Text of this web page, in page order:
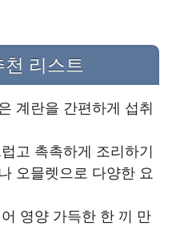
리스트
계란을 간편하게 섭취
고 촉촉하게 조리하기
오믈렛으로 다양한 요
영양 가득한 한 끼 만